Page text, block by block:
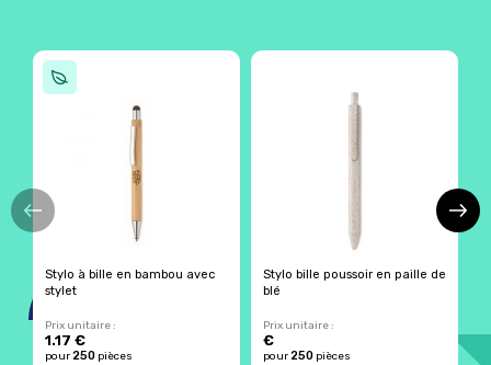
Stylo à bille en bambou avec
stylet
Prix unitaire :
1.17 €
pour250 pièces
Stylo bille poussoir en paille de
blé
Prix unitaire :
€
pour250 pièces
€